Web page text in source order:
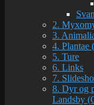
2.
3.
4. Plantae
5. Ture
6. Links
7.
8. Dyr og
Landsby